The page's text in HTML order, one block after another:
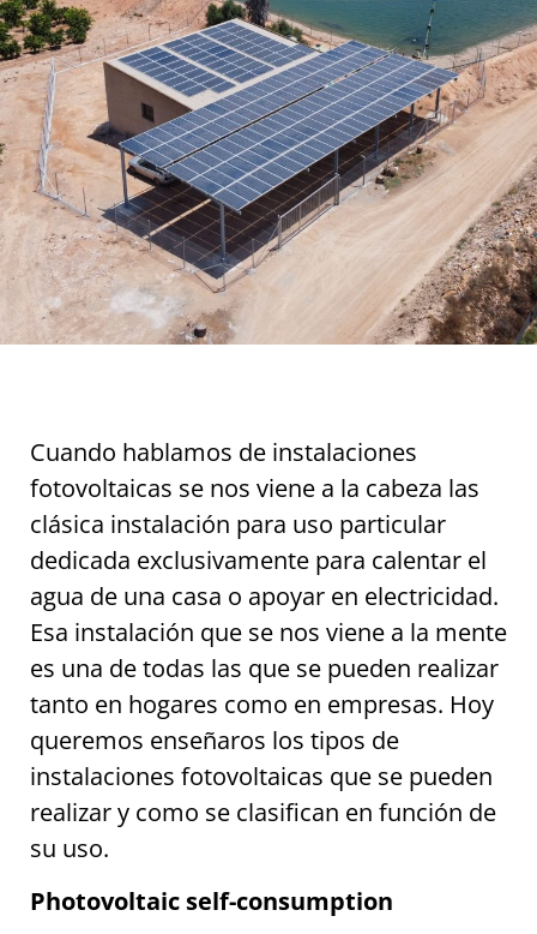
Cuando hablamos de instalaciones
fotovoltaicas se nos viene a la cabeza las
clásica instalación para uso particular
dedicada exclusivamente para calentar el
agua de una casa o apoyar en electricidad.
Esa instalación que se nos viene a la mente
es una de todas las que se pueden realizar
tanto en hogares como en empresas. Hoy
queremos enseñaros los tipos de
instalaciones fotovoltaicas que se pueden
realizar y como se clasifican en función de
su uso.
Photovoltaic self-consumption